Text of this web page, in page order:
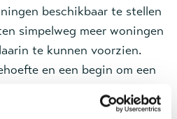
beschikbaar te stellen
simpelweg meer woningen
te kunnen voorzien.
en een begin om een
mensen die vanuit de